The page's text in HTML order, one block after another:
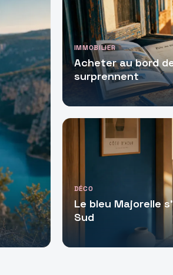
IMMOBILIER
Acheter au bord
surprennent
DÉCO
Le bleu Majorelle
Sud